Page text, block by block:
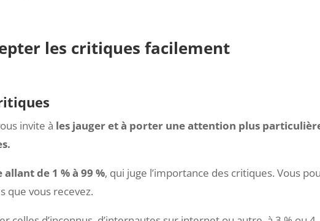
progresser.
les critiques facilement
invite à les jauger et à porter une attention plus